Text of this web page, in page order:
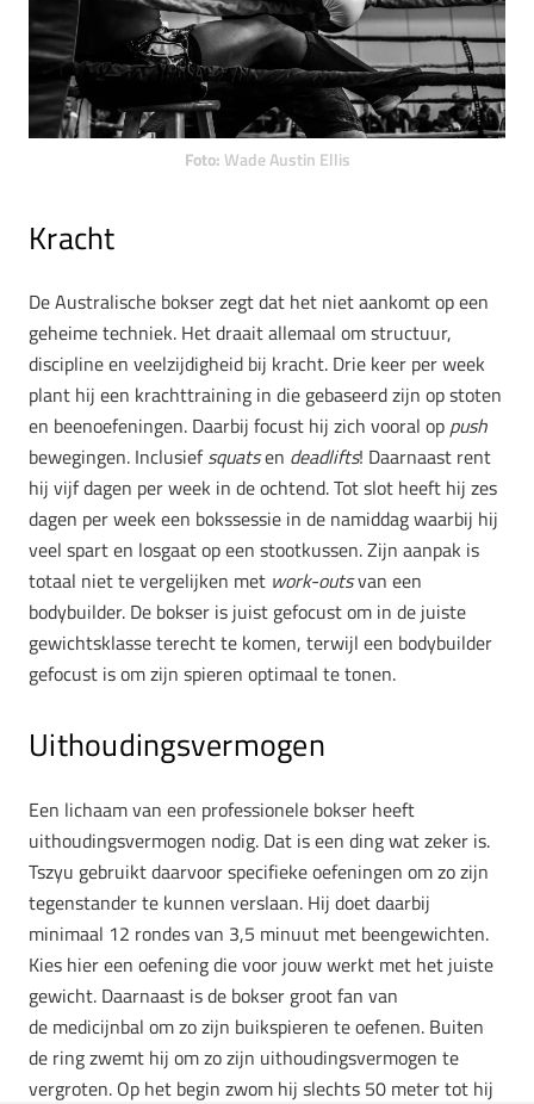
Foto: Wade Austin Ellis
Kracht
De Australische bokser zegt dat het niet aankomt op een
geheime techniek. Het draait allemaal om structuur,
discipline en veelzijdigheid bij kracht. Drie keer per week
plant hij een krachttraining in die gebaseerd zijn op stoten
en beenoefeningen. Daarbij focust hij zich vooral op push
bewegingen. Inclusiefsquatsen deadlifts! Daarnaast rent
hij vijf dagen per week in de ochtend. Tot slot heeft hij zes
dagen per week een bokssessie in de namiddag waarbij hij
veel spart en losgaat op een stootkussen. Zijn aanpak is
totaal niet te vergelijken met work-outsvan een
bodybuilder. De bokser is juist gefocust om in de juiste
gewichtsklasse terecht te komen, terwijl een bodybuilder
gefocust is om zijn spieren optimaal te tonen.
Uithoudingsvermogen
Een lichaam van een professionele bokser heeft
uithoudingsvermogen nodig. Dat is een ding wat zeker is.
Tszyu gebruikt daarvoor specifieke oefeningen om zo zijn
tegenstander te kunnen verslaan. Hij doet daarbij
minimaal 12 rondes van 3,5 minuut met beengewichten.
Kies hier een oefening die voor jouw werkt met het juiste
gewicht. Daarnaast is de bokser groot fan van
de medicijnbal om zo zijn buikspieren te oefenen. Buiten
de ring zwemt hij om zo zijn uithoudingsvermogen te
vergroten. Op het begin zwom hij slechts 50 meter tot hij